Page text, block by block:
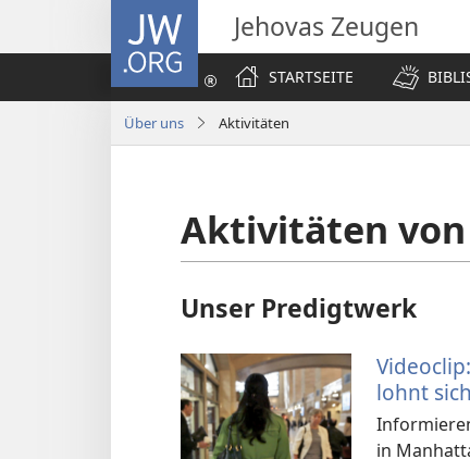
JW.ORG Jehovas Zeugen
STARTSEITE
Über uns Aktivitäten
Aktivitäten von
Unser Predigtwerk
lohnt
in